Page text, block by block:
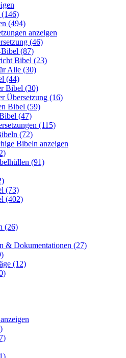
(146)
(494)
anzeigen
(46)
(87)
Bibel (23)
Alle (30)
(44)
Bibel (30)
Übersetzung (16)
Bibel (59)
(47)
(115)
(72)
Bibeln anzeigen
(91)
(73)
(402)
(26)
& Dokumentationen (27)
(12)